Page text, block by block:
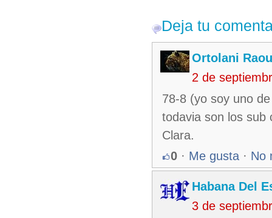
Deja tu
Ortolani
2 de
78-8 (yo soy uno
todavia son los sub
Clara.
0 · Me gusta · No
Habana Del
3 de